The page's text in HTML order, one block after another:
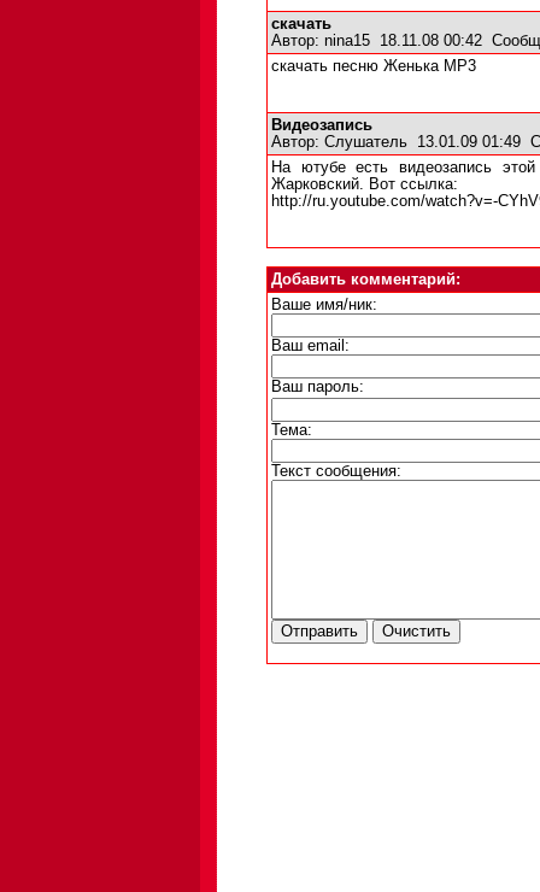
скачать
Автор: nina15 18.11.08 00:42
скачать песню Женька MP3
Видеозапись
Автор: Слушатель 13.01.09 01:49
На ютубе есть видеозапись
Жарковский. Вот ссылка:
http://ru.youtube.com/watch?v=-
Добавить комментарий:
Ваше имя/ник:
Ваш email:
Ваш пароль:
Тема:
Текст сообщения: